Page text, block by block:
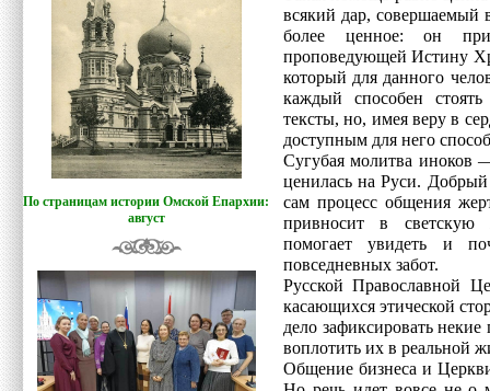
По страницам истории Омской Епархии:
август
всякий дар, совершаемый
более ценное: он
проповедующей Истину
который для данного
каждый способен
тексты, но, имея веру в
доступным для него
Сугубая молитва иноков
ценилась на Руси.
сам процесс общения
привносит в светскую
помогает увидеть и
повседневных забот.
Русской Православной
касающихся этической
дело зафиксировать
воплотить их в реальной
Общение бизнеса и